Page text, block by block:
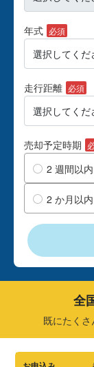
年式 必須
走行距離 必須
売却予定時期
2 週間以内
2 か月以内
全
既にたく